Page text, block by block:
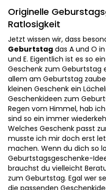
Originelle
Ratlosigkeit
Jetzt wissen wir, dass
Geburtstag das A und O
und E. Eigentlich ist es so
Geschenk zum Geburtstag
allem am Geburtstag
kleinen Geschenk ein
Geschenkideen zum
Regen vom Himmel, hab
sind so ein immer
Welches Geschenk passt
musste ich mir doch erst
machen. Wenn du dich so
Geburtstagsgeschenke-
brauchst du vielleicht
zum Geburtstag. Egal wer
die passenden